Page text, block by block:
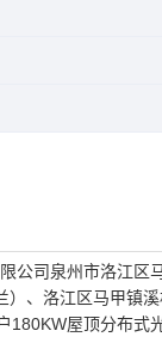
公司泉州市洛江区
）、洛江区马甲镇
180KW屋顶分布式